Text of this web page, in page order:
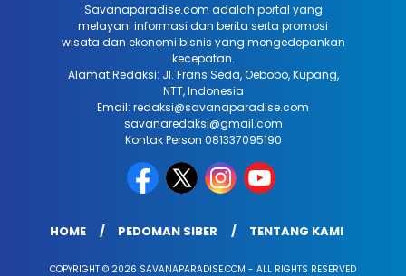
Savanaparadise.com adalah portal yang
melayani informasi dan berita serta promosi
wisata dan ekonomi bisnis yang mengedepankan
kecepatan.
Alamat Redaksi: Jl. Frans Seda, Oebobo, Kupang,
NTT, Indonesia
Email: redaksi@savanaparadise.com
savanaredaksi@gmail.com
Kontak Person 081337095190
HOME PEDOMAN SIBER TENTANG KAMI
COPYRIGHT © 2026 SAVANAPARADISE.COM - ALL RIGHTS RESERVED